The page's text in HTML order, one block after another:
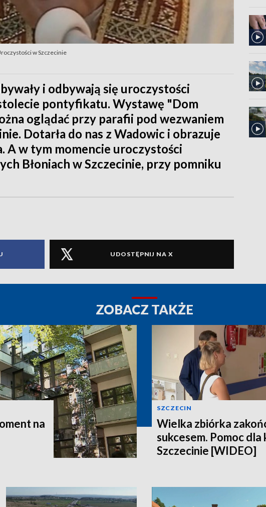
w Szczecinie
i odbywają się uroczystości
pontyfikatu. Wystawę "Dom
oglądać przy parafii pod wezwaniem
Dotarła do nas z Wadowic i obrazuje
A w tym momencie uroczystości
Błoniach w Szczecinie, przy pomniku
UDOSTĘPNIJ NA X
ZOBACZ TAKŻE
na
SZCZECIN
Wielka zbiórka
sukcesem. Pomoc dla
Szczecinie [WIDEO]